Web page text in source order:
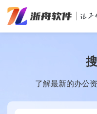
了解最新的办公